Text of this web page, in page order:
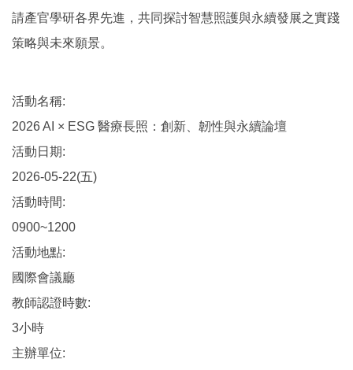
請產官學研各界先進，共同探討智慧照護與永續發展之實踐
策略與未來願景。
活動名稱:
2026 AI × ESG 醫療長照：創新、韌性與永續論壇
活動日期:
2026-05-22(五)
活動時間:
0900~1200
活動地點:
國際會議廳
教師認證時數:
3小時
主辦單位: